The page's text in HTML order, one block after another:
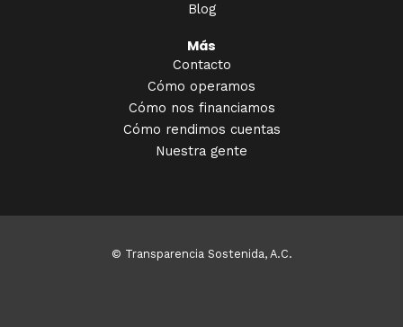
Blog
Más
Contacto
Cómo operamos
Cómo nos financiamos
Cómo rendimos cuentas
Nuestra gente
© Transparencia Sostenida, A.C.